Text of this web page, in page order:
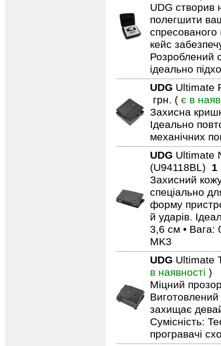
UDG створив
полегшити
кейс
Розроблений
ідеально
UDG Ultimate
грн. ( є в
Захисна
Ідеально
механічних
UDG Ultimate
(U94118BL) 1
Захисний
спеціально
форму
й ударів.
3,6 см • Вага:
MK3
UDG Ultimate
в наявності )
Міцний
Виготовлений
захищає
Сумісність:
програвачі